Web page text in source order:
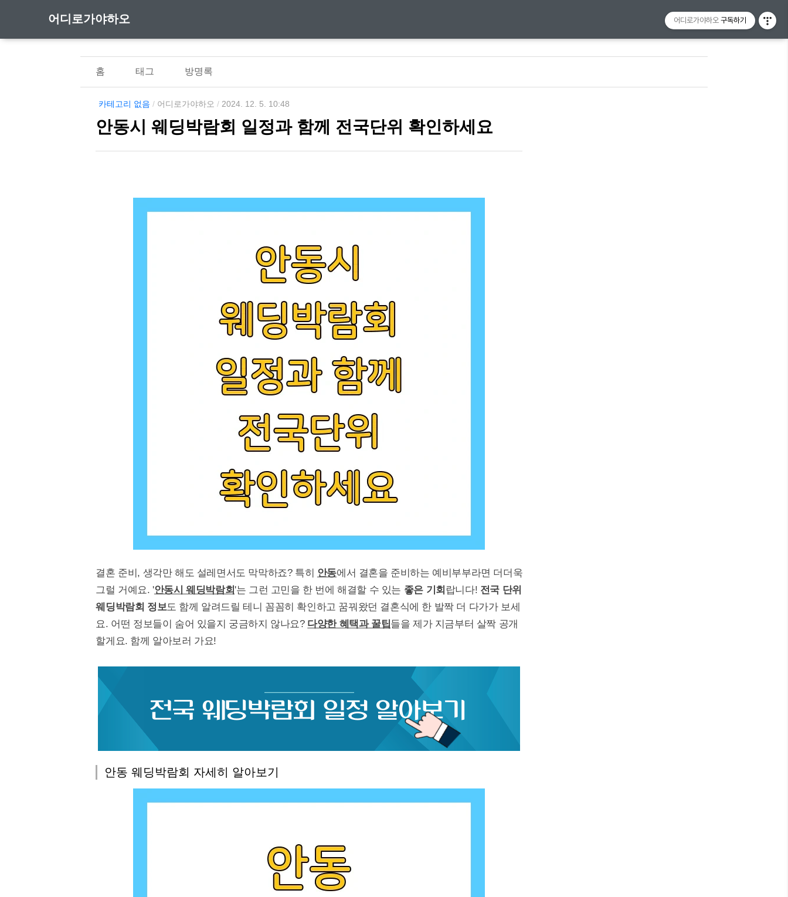
어디로가야하오
홈 태그 방명록
카테고리 없음 / 어디로가야하오 / 2024. 12. 5. 10:48
안동시 웨딩박람회 일정과 함께 전국단위 확인하세요
결혼 준비, 생각만 해도 설레면서도 막막하죠? 특히 안동에서 결혼을 준비하는 예비부부라면 더더욱
그럴 거예요. '안동시 웨딩박람회 '는 그런 고민을 한 번에 해결할 수 있는 좋은 기회 랍니다! 전국 단위
웨딩박람회 정보도 함께 알려드릴 테니 꼼꼼히 확인하고 꿈꿔왔던 결혼식에 한 발짝 더 다가가 보세
요. 어떤 정보들이 숨어 있을지 궁금하지 않나요? 다양한 혜택과 꿀팁들을 제가 지금부터 살짝 공개
할게요. 함께 알아보러 가요!
안동 웨딩박람회 자세히 알아보기
어디로가야하오 구독하기